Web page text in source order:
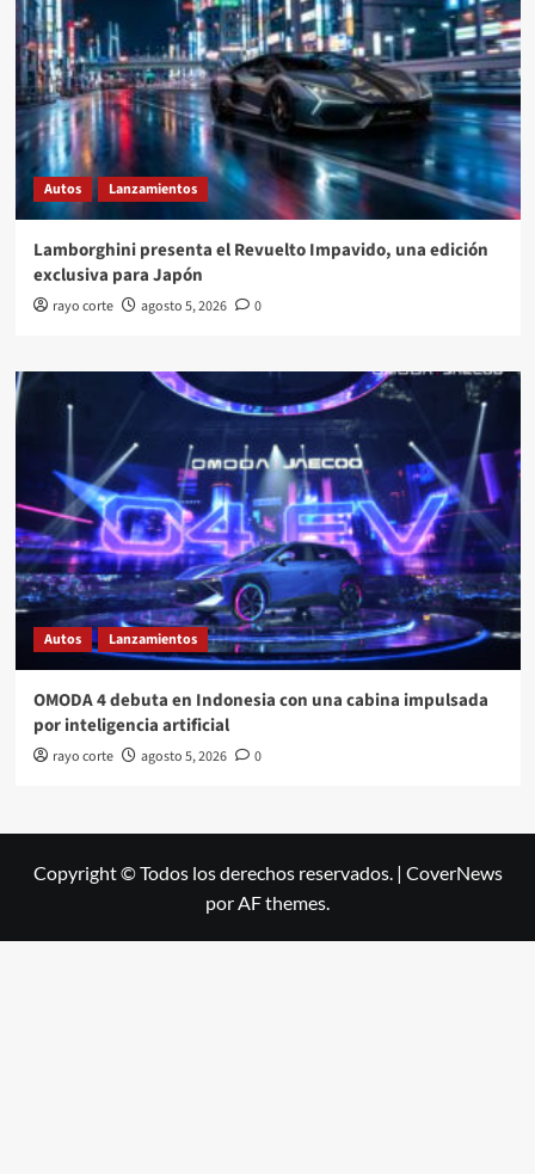
Autos Lanzamientos
Lamborghini presenta el Revuelto Impavido, una edición
exclusiva para Japón
rayo corte agosto 5, 2026 0
Autos Lanzamientos
OMODA 4 debuta en Indonesia con una cabina impulsada
por inteligencia artificial
rayo corte agosto 5, 2026 0
Copyright © Todos los derechos reservados. | CoverNews
por AF themes.